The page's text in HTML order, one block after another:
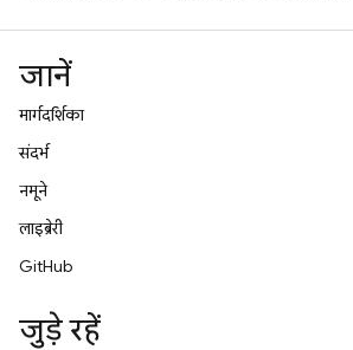
जानें
मार्गदर्शिका
संदर्भ
नमूने
लाइब्रेरी
GitHub
जुड़े रहें